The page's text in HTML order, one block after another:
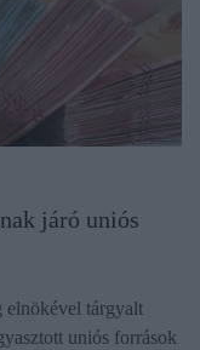
járó uniós
elnökével tárgyalt
uniós források